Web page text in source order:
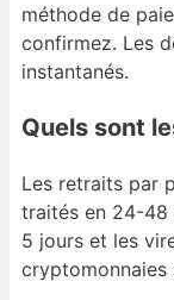
méthode de
confirmez. Les
instantanés.
Quels sont
Les retraits par
traités en 24-48
5 jours et les
cryptomonnaies